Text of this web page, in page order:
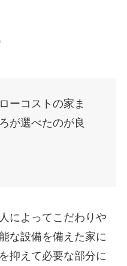
ーコストの家ま
が選べたのが良
によってこだわりや
な設備を備えた家に
抑えて必要な部分に